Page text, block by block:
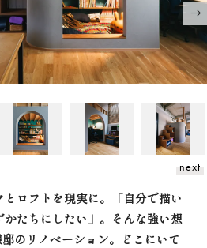
next
ロフトを現実に。「自分で描い
たちにしたい」。そんな強い想
のリノベーション。どこにいて